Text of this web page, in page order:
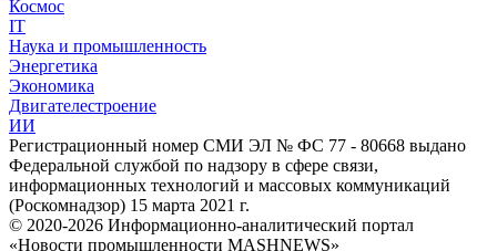
Космос
IT
Наука и промышленность
Энергетика
Экономика
Двигателестроение
ИИ
Регистрационный номер СМИ ЭЛ № ФС 77 - 80668 выдано
Федеральной службой по надзору в сфере связи,
информационных технологий и массовых коммуникаций
(Роскомнадзор) 15 марта 2021 г.
© 2020-2026 Информационно-аналитический портал
«Новости промышленности MASHNEWS»